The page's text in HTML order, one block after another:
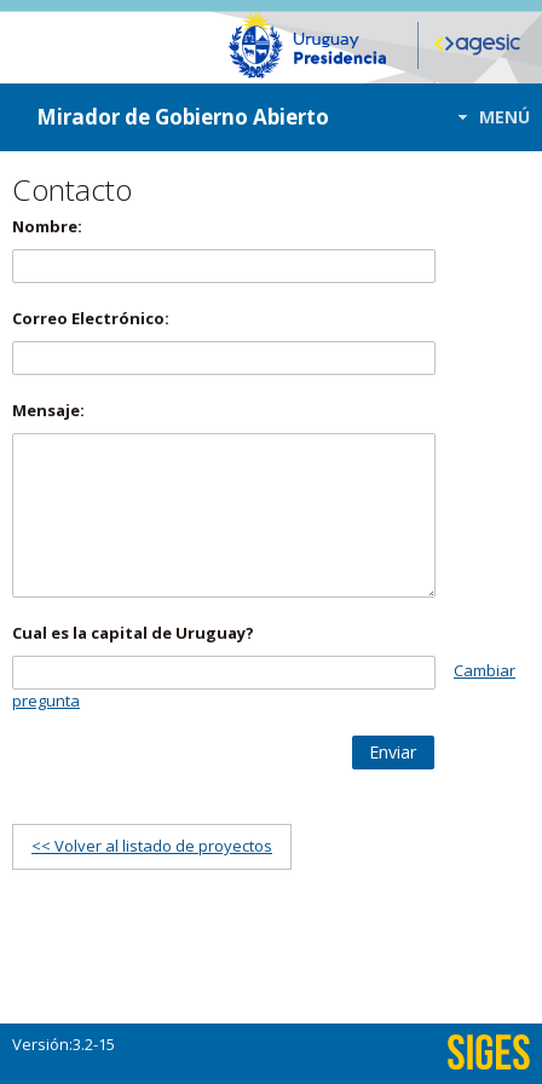
ir a contenido
ir al menú
Mirador de Gobierno Abierto MENÚ
Contacto
Nombre:
Correo Electrónico:
Mensaje:
Cual es la capital de Uruguay?
Cambiar
pregunta
Enviar
<< Volver al listado de proyectos
Versión:3.2-15